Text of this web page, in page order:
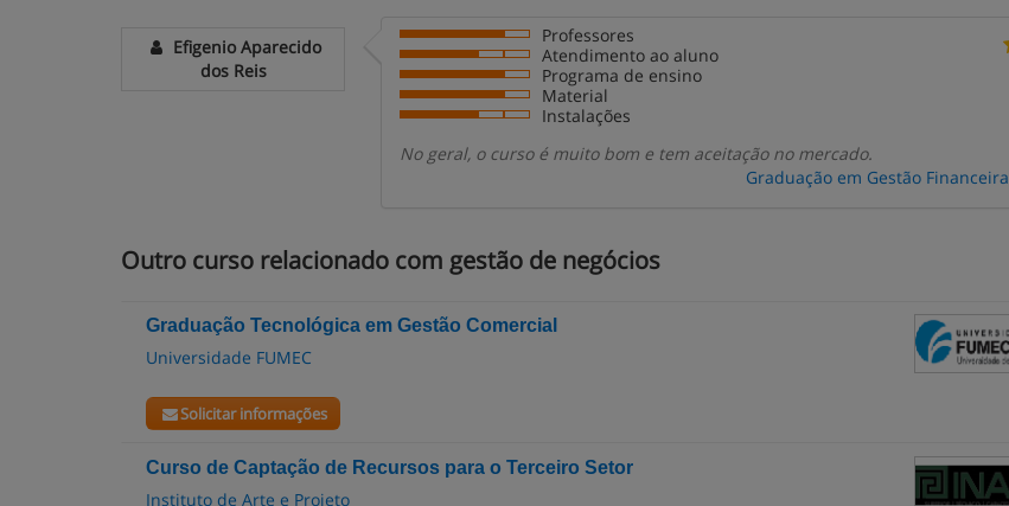
Efigenio Aparecido
dos Reis
Professores
Atendimento ao aluno
Programa de ensino
Material
Instalações
No geral, o curso é muito bom e tem aceitação no mercado.
Graduação em Gestão Financeira
Outro curso relacionado com gestão de negócios
Graduação Tecnológica em Gestão Comercial
Universidade FUMEC
Solicitar informações
Curso de Captação de Recursos para o Terceiro Setor
Instituto de Arte e Projeto